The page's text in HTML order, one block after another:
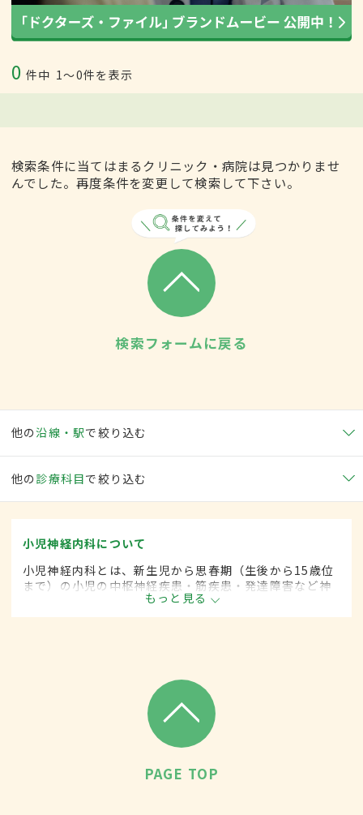
0 件中 1〜0件を表示
検索条件に当てはまるクリニック・病院は見つかりませ
んでした。再度条件を変更して検索して下さい。
検索フォームに戻る
他の沿線・駅で絞り込む
他の 診療科目で絞り込む
小児神経内科について
小児神経内科とは、新生児から思春期（生後から15歳位
まで）の小児の中枢神経疾患・筋疾患・発達障害など神
経疾患を専門的に取り扱う内科の一領域です。平成20年
4月の制度改正前は、小児神経科と呼ばれていました。
もっと見る
PAGE TOP